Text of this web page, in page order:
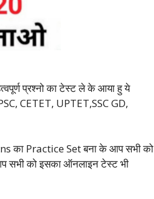
प्रश्नो का टेस्ट ले के आया हु ये
CETET, UPTET,SSC GD,
का Practice Set बना के आप सभी को
सभी को इसका ऑनलाइन टेस्ट भी